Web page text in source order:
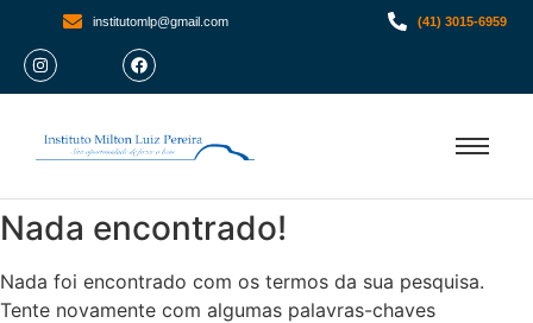
institutomlp@gmail.com (41) 3015-6959
Nada encontrado!
Nada foi encontrado com os termos da sua pesquisa.
Tente novamente com algumas palavras-chaves